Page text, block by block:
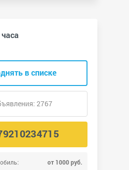
от 1000 руб.
в списке
2767